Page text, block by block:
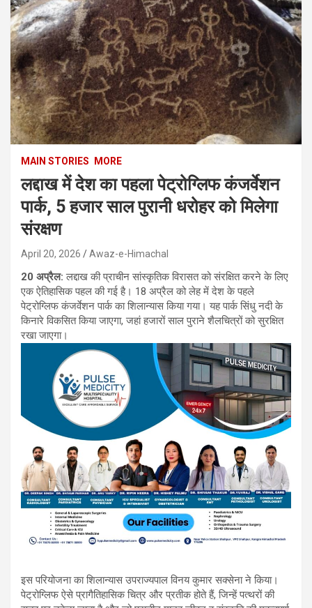
MAIN STORIES MORE
लद्दाख में देश का पहला पेट्रोग्लिफ कंजर्वेशन
पार्क, 5 हजार साल पुरानी धरोहर को मिलेगा
संरक्षण
April 20, 2026 Awaz-e-Himachal
20 अप्रैल:लद्दाख की प्राचीन सांस्कृतिक विरासत को संरक्षित करने के लिए
एक ऐतिहासिक पहल की गई है। 18 अप्रैल को लेह में देश के पहले
पेट्रोग्लिफ कंजर्वेशन पार्क का शिलान्यास किया गया। यह पार्क सिंधु नदी के
किनारे विकसित किया जाएगा, जहां हजारों साल पुराने शैलचित्रों को सुरक्षित
रखा जाएगा।
इस परियोजना का शिलान्यास उपराज्यपाल विनय कुमार सक्सेना ने किया।
पेट्रोग्लिफ ऐसे प्रागैतिहासिक चित्र और प्रतीक होते हैं, जिन्हें पत्थरों की